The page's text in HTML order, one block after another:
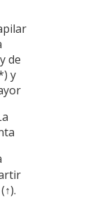
de
y